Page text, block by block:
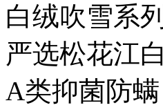
白绒吹雪系
严选松花江
A类抑菌防螨